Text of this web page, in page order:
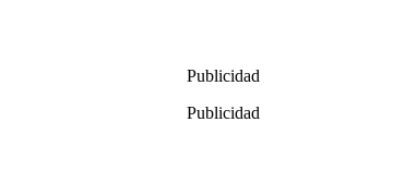
Publicidad
Publicidad